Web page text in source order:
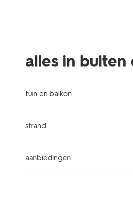
alles in buiten
tuin en balkon
strand
aanbiedingen